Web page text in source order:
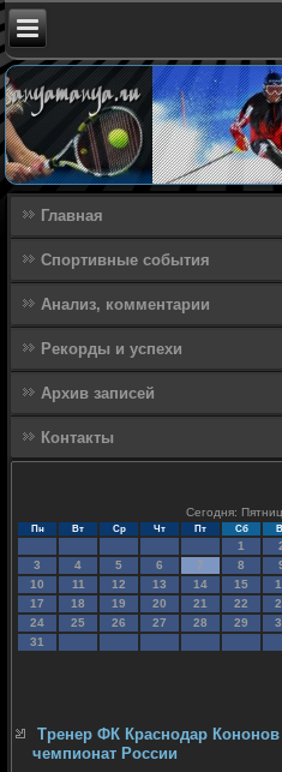
Главная
Спортивные события
Анализ, комментарии
Рекорды и успехи
Архив записей
Контакты
Сегодня:
Пн Вт Ср Чт Пт Сб
1
3
4 5 6 7 8
10
11 12 13 14 15
17
18 19 20 21 22
24
25 26 27 28 29
31
Тренер ФК Краснодар
чемпионат России